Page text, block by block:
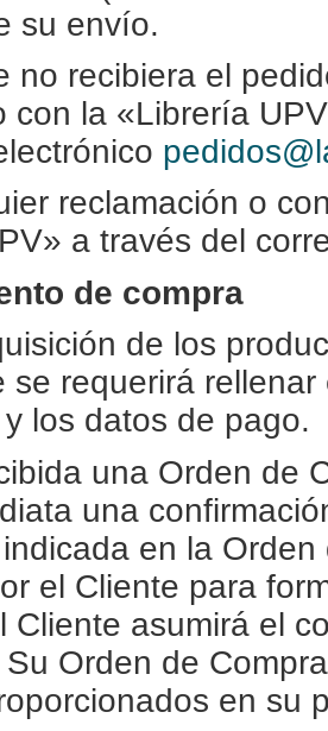
su envío.
no recibiera el
con la «Librería
reclamación o
a través del
de compra
de los
se requerirá
los datos de pago.
una Orden de
una
en la
el Cliente para
Cliente asumirá el
Orden de
en su